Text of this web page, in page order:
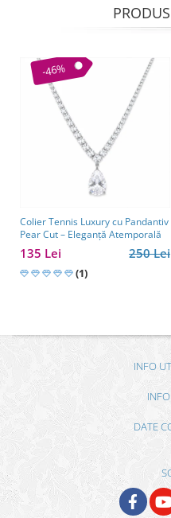
-46%
Colier Tennis Luxury cu Pandantiv
Pear Cut – Eleganță Atemporală
250 Lei
135 Lei
(1)
INFO
DATE